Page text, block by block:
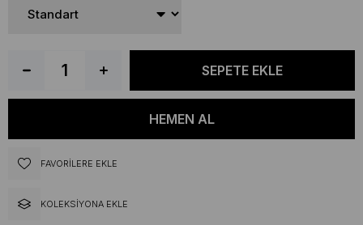
FAVORILERE EKLE
KOLEKSIYONA EKLE